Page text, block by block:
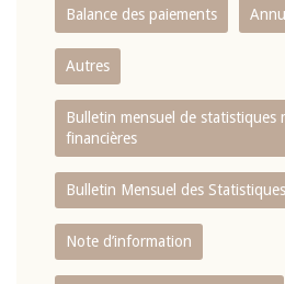
Balance des paiements
Autres
Bulletin mensuel de statistiques
financières
Bulletin Mensuel des Statistiques
Note d’information